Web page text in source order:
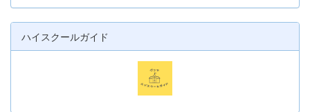
ハイスクールガイド